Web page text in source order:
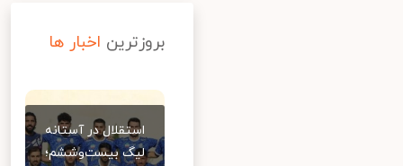
بروزترین اخبار ها
استقلال در آستانه
لیگ بیست‌وششم؛